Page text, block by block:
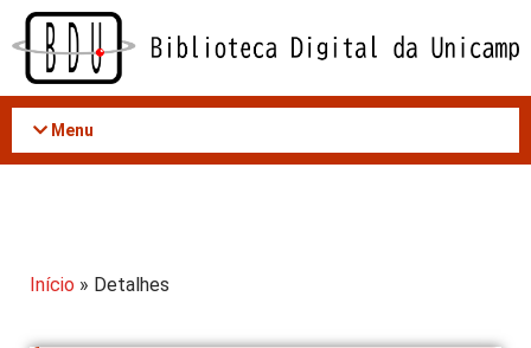
Acessar
conteúdo
Menu
Início » Detalhes